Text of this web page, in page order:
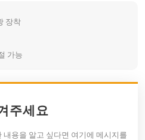
장착
가능
주세요
용을 알고 싶다면 여기에 메시지를